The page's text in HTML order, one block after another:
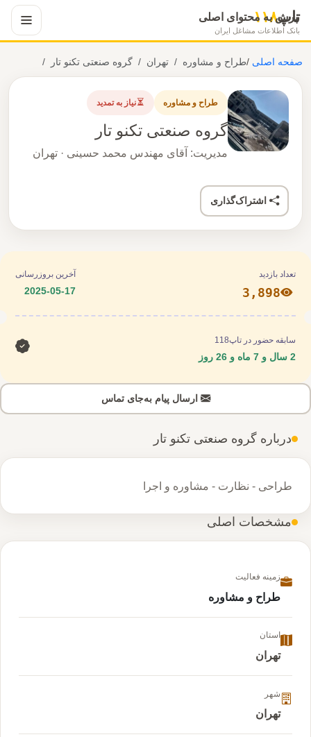
پرش به محتوای اصلی
تاپ۱۱۸
بانک اطلاعات مشاغل ایران
صفحه اصلی/ طراح و مشاوره تهران گروه صنعتی تکنو تار
طراح و مشاوره نیاز به تمدید
گروه صنعتی تکنو تار
مدیریت: آقای مهندس محمد حسینی · تهران
اشتراک‌گذاری
درباره گروه صنعتی تکنو تار
طراحی - نظارت - مشاوره و اجرا
مشخصات اصلی
زمینه فعالیت
طراح و مشاوره
استان
تهران
شهر
تهران
تعداد بازدید
3,898
آخرین بروزرسانی
2025-05-17
سابقه حضور در تاپ118
ارسال پیام به‌جای تماس